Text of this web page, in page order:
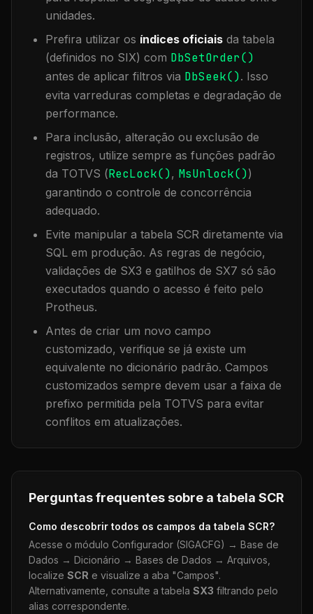
unidades.
Prefira utilizar os índices oficiais da tabela
(definidos no SIX) com DbSetOrder()
antes de aplicar filtros via DbSeek(). Isso
evita varreduras completas e degradação de
performance.
Para inclusão, alteração ou exclusão de
registros, utilize sempre as funções padrão
da TOTVS (RecLock(), MsUnlock())
garantindo o controle de concorrência
adequado.
Evite manipular a tabela SCR diretamente via
SQL em produção. As regras de negócio,
validações de SX3 e gatilhos de SX7 só são
executados quando o acesso é feito pelo
Protheus.
Antes de criar um novo campo
customizado, verifique se já existe um
equivalente no dicionário padrão. Campos
customizados sempre devem usar a faixa de
prefixo permitida pela TOTVS para evitar
conflitos em atualizações.
Perguntas frequentes sobre a tabela SCR
Como descobrir todos os campos da tabela SCR?
Acesse o módulo Configurador (SIGACFG) → Base de
Dados → Dicionário → Bases de Dados → Arquivos,
localize SCR e visualize a aba "Campos".
Alternativamente, consulte a tabela SX3 filtrando pelo
alias correspondente.